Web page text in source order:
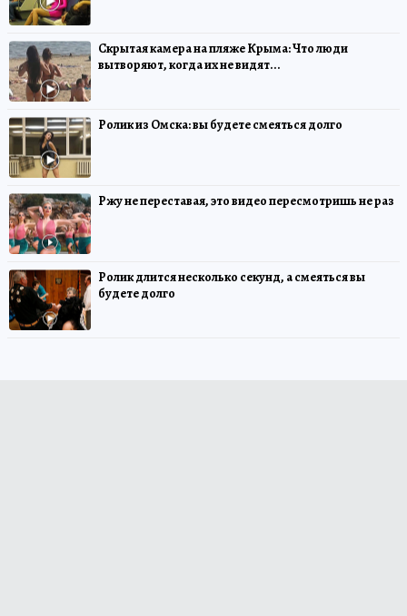
Скрытая камера на пляже Крыма: Что люди
вытворяют, когда их не видят...
Ролик из Омска: вы будете смеяться долго
Ржу не переставая, это видео пересмотришь не раз
Ролик длится несколько секунд, а смеяться вы
будете долго